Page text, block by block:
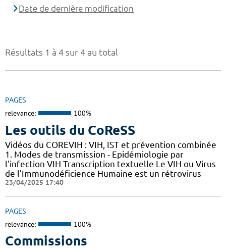
Résultats 1 à 4 sur 4 au total
PAGES
relevance: 100%
Les outils du CoReSS
Vidéos du COREVIH : VIH, IST et prévention combinée
1. Modes de transmission - Epidémiologie par
l'infection VIH Transcription textuelle Le VIH ou Virus
de l’Immunodéficience Humaine est un rétrovirus
23/04/2025 17:40
PAGES
relevance: 100%
Commissions
Date de dernière modification